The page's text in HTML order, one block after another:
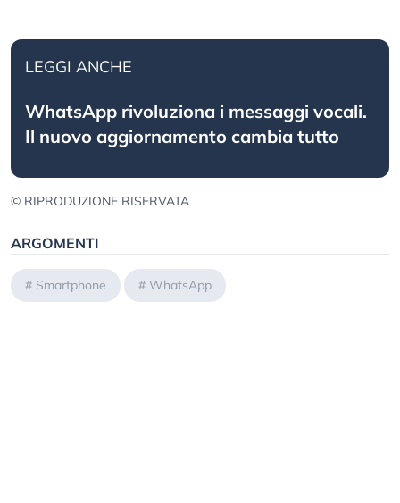
LEGGI ANCHE
WhatsApp rivoluziona i messaggi vocali.
Il nuovo aggiornamento cambia tutto
© RIPRODUZIONE RISERVATA
ARGOMENTI
# Smartphone # WhatsApp